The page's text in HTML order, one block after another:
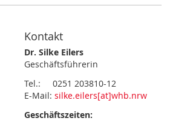
Kontakt
Dr. Silke Eilers
Geschäftsführerin
Tel.: 0251 203810-12
E-Mail:silke.eilers[at]whb.nrw
Geschäftszeiten: